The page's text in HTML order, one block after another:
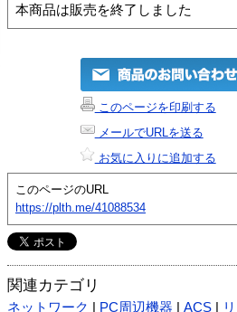
本商品は販売を終了しました
このページを印刷する
メールでURLを送る
お気に入りに追加する
このページのURL
https://plth.me/41088534
関連カテゴリ
ネットワーク PC周辺機器 ACS